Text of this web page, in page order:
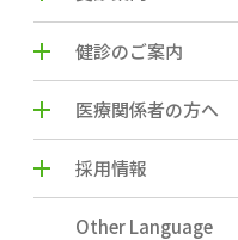
健診のご案内
医療関係者の方へ
採用情報
Other Language